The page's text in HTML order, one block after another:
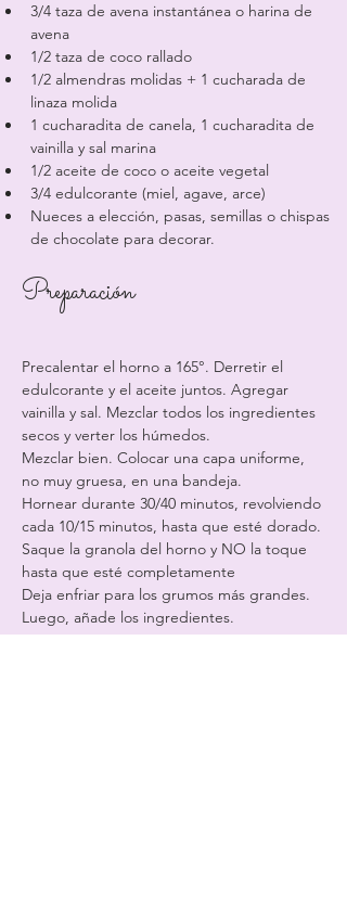
3/4 taza de avena instantánea o harina de
avena
1/2 taza de coco rallado
1/2 almendras molidas + 1 cucharada de
linaza molida
1 cucharadita de canela, 1 cucharadita de
vainilla y sal marina
1/2 aceite de coco o aceite vegetal
3/4 edulcorante (miel, agave, arce)
Nueces a elección, pasas, semillas o chispas
de chocolate para decorar.
Preparación
Precalentar el horno a 165°. Derretir el
edulcorante y el aceite juntos. Agregar
vainilla y sal. Mezclar todos los ingredientes
secos y verter los húmedos.
Mezclar bien. Colocar una capa uniforme,
no muy gruesa, en una bandeja.
Hornear durante 30/40 minutos, revolviendo
cada 10/15 minutos, hasta que esté dorado.
Saque la granola del horno y NO la toque
hasta que esté completamente
Deja enfriar para los grumos más grandes.
Luego, añade los ingredientes.